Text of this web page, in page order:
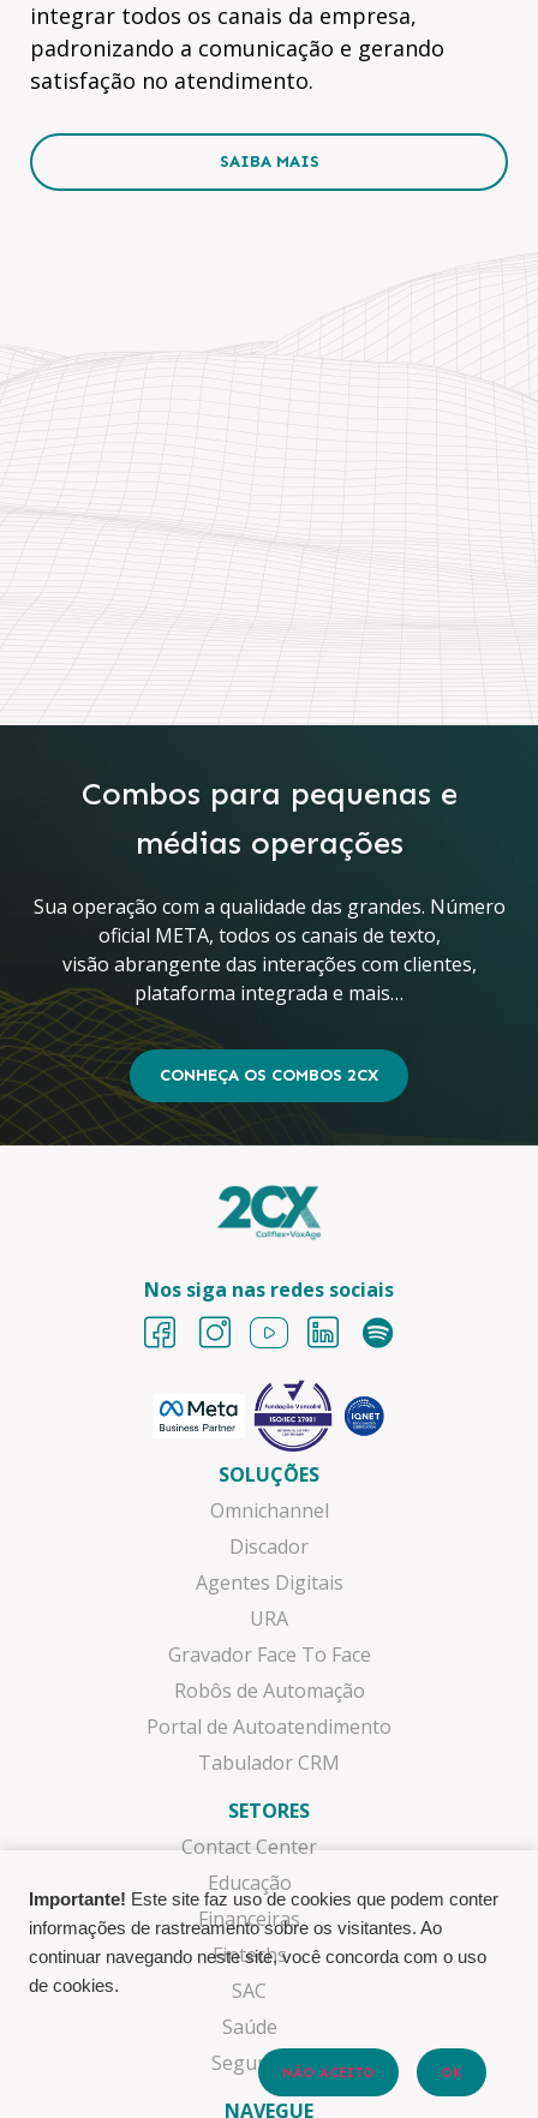
integrar todos os canais da empresa,
padronizando a comunicação e gerando
satisfação no atendimento.
SAIBA MAIS
Combos para pequenas e
médias operações
Sua operação com a qualidade das grandes. Número
oficial META, todos os canais de texto,
visão abrangente das interações com clientes,
plataforma integrada e mais…
CONHEÇA OS COMBOS 2CX
Nos siga nas redes sociais
SOLUÇÕES
Omnichannel
Discador
Agentes Digitais
URA
Gravador Face To Face
Robôs de Automação
Portal de Autoatendimento
Tabulador CRM
SETORES
Contact Center
Educação
Financeiras
Fintechs
SAC
Saúde
Seguros
NAVEGUE
Importante! Este site faz uso de cookies que podem conter
informações de rastreamento sobre os visitantes. Ao
continuar navegando neste site, você concorda com o uso
de cookies.
NÃO ACEITO OK